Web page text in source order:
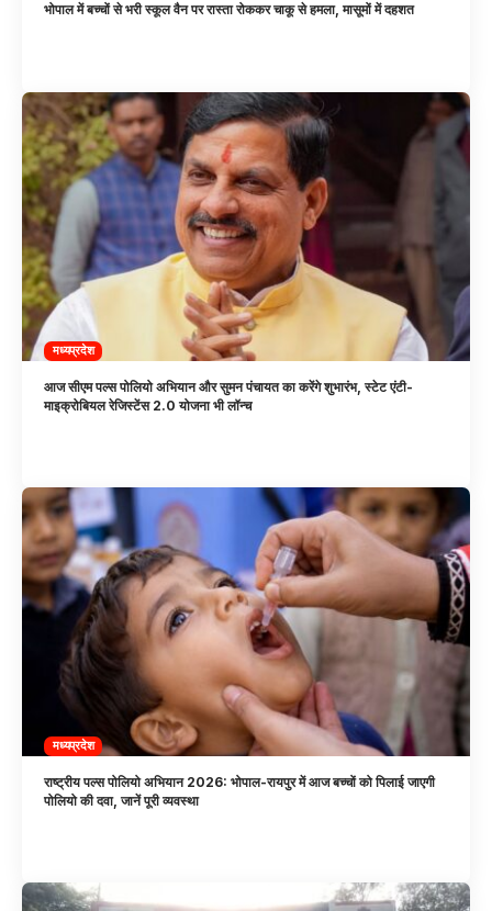
भोपाल में बच्चों से भरी स्कूल वैन पर रास्ता रोककर चाकू से हमला, मासूमों में दहशत
मध्यप्रदेश
आज सीएम पल्स पोलियो अभियान और सुमन पंचायत का करेंगे शुभारंभ, स्टेट एंटी-
माइक्रोबियल रेजिस्टेंस 2.0 योजना भी लॉन्च
मध्यप्रदेश
राष्ट्रीय पल्स पोलियो अभियान 2026: भोपाल-रायपुर में आज बच्चों को पिलाई जाएगी
पोलियो की दवा, जानें पूरी व्यवस्था